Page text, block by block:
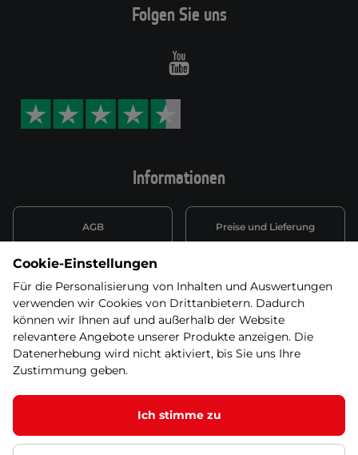
Informationen
AGB Preise und Lieferung
Datenschutzerklärung
DSGVO
Wiederufsbelehrung mit Link
Batterieentsorgung
Informationen zu Elektro-
und Elektonikgeräten
Folgen Sie uns
Youtube
Cookie-Einstellungen
Für die Personalisierung von Inhalten und Auswertungen
verwenden wir Cookies von Drittanbietern. Dadurch
können wir Ihnen auf und außerhalb der Website
relevantere Angebote unserer Produkte anzeigen. Die
Datenerhebung wird nicht aktiviert, bis Sie uns Ihre
Zustimmung geben.
Ich stimme zu